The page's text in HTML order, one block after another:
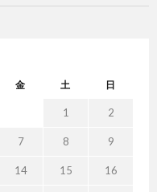
金 土 日
1 2
7 8 9
14 15 16